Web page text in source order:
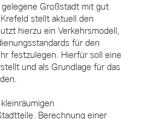
Großstadt mit gut
stellt aktuell den
hierzu ein Verkehrsmodell,
für den
festzulegen. Hierfür soll eine
und als Grundlage für das
Berechnung einer